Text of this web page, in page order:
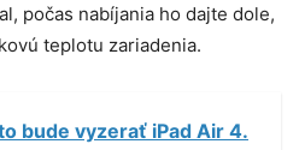
počas nabíjania ho dajte dole,
teplotu zariadenia.
bude vyzerať iPad Air 4.